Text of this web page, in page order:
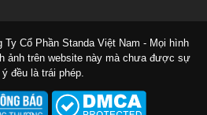
Cổ Phần Standa Việt Nam - Mọi hình
ảnh trên website này mà chưa được sự
đều là trái phép.